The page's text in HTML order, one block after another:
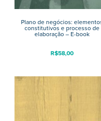
Plano de negócios:
constitutivos e processo de
elaboração – E-book
R$58,00